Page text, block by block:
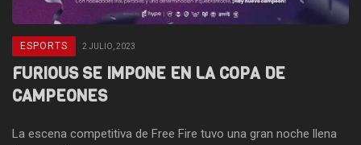
ESPORTS 2 JULIO, 2023
FURIOUS SE IMPONE EN LA COPA DE
CAMPEONES
La escena competitiva de Free Fire tuvo una gran noche llena